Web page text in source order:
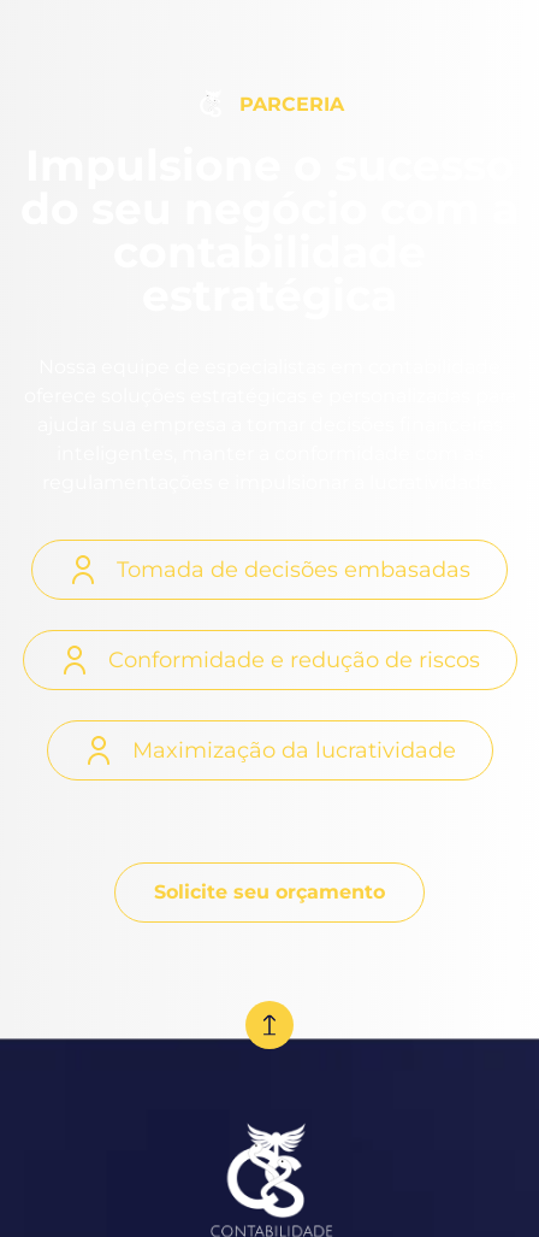
PARCERIA
Tomada de decisões embasadas
Conformidade e redução de riscos
Maximização da lucratividade
Solicite seu orçamento